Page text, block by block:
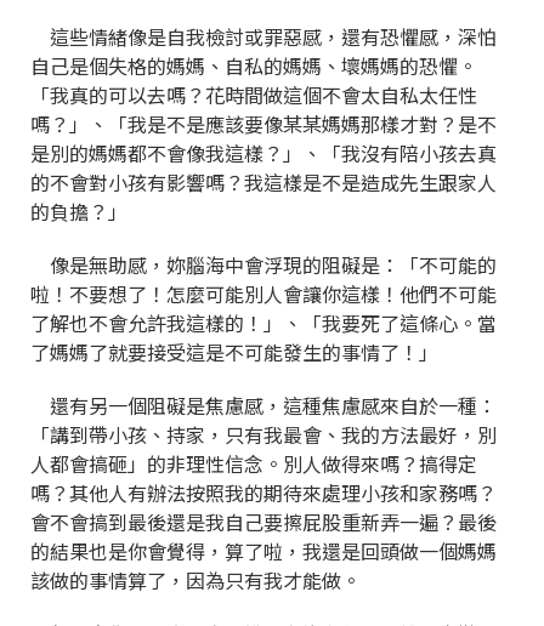
這些情緒像是自我檢討或罪惡感，還有恐懼感，深怕
自己是個失格的媽媽、自私的媽媽、壞媽媽的恐懼。
「我真的可以去嗎？花時間做這個不會太自私太任性
嗎？」、「我是不是應該要像某某媽媽那樣才對？是不
是別的媽媽都不會像我這樣？」、「我沒有陪小孩去真
的不會對小孩有影響嗎？我這樣是不是造成先生跟家人
的負擔？」
像是無助感，妳腦海中會浮現的阻礙是：「不可能的
啦！不要想了！怎麼可能別人會讓你這樣！他們不可能
了解也不會允許我這樣的！」、「我要死了這條心。當
了媽媽了就要接受這是不可能發生的事情了！」
還有另一個阻礙是焦慮感，這種焦慮感來自於一種：
「講到帶小孩、持家，只有我最會、我的方法最好，別
人都會搞砸」的非理性信念。別人做得來嗎？搞得定
嗎？其他人有辦法按照我的期待來處理小孩和家務嗎？
會不會搞到最後還是我自己要擦屁股重新弄一遍？最後
的結果也是你會覺得，算了啦，我還是回頭做一個媽媽
該做的事情算了，因為只有我才能做。